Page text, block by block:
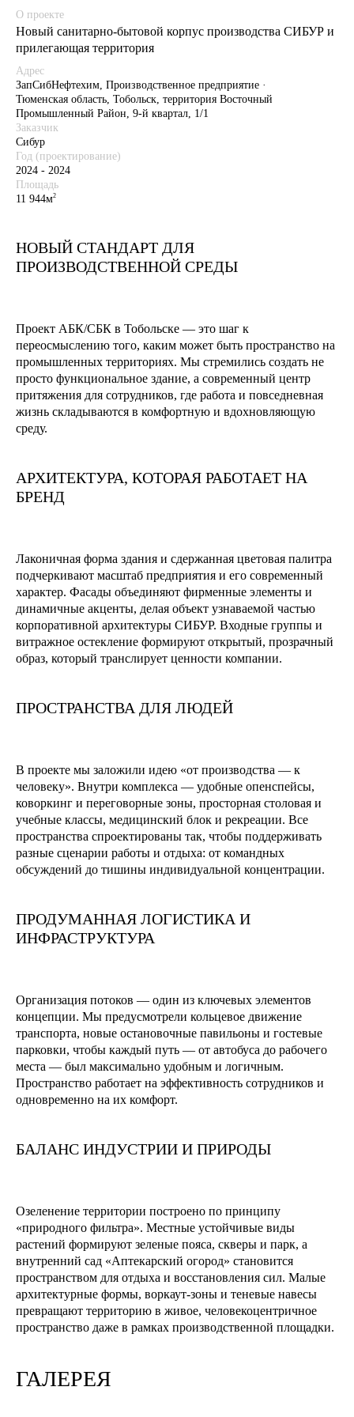
О проекте
Новый санитарно-бытовой корпус производства СИБУР и
прилегающая территория
Адрес
ЗапСибНефтехим, Производственное предприятие ·
Тюменская область, Тобольск, территория Восточный
Промышленный Район, 9-й квартал, 1/1
Заказчик
Сибур
Год (проектирование)
2024 - 2024
Площадь
11 944м2
НОВЫЙ СТАНДАРТ ДЛЯ
ПРОИЗВОДСТВЕННОЙ СРЕДЫ
Проект АБК/СБК в Тобольске — это шаг к
переосмыслению того, каким может быть пространство на
промышленных территориях. Мы стремились создать не
просто функциональное здание, а современный центр
притяжения для сотрудников, где работа и повседневная
жизнь складываются в комфортную и вдохновляющую
среду.
АРХИТЕКТУРА, КОТОРАЯ РАБОТАЕТ НА
БРЕНД
Лаконичная форма здания и сдержанная цветовая палитра
подчеркивают масштаб предприятия и его современный
характер. Фасады объединяют фирменные элементы и
динамичные акценты, делая объект узнаваемой частью
корпоративной архитектуры СИБУР. Входные группы и
витражное остекление формируют открытый, прозрачный
образ, который транслирует ценности компании.
ПРОСТРАНСТВА ДЛЯ ЛЮДЕЙ
В проекте мы заложили идею «от производства — к
человеку». Внутри комплекса — удобные опенспейсы,
коворкинг и переговорные зоны, просторная столовая и
учебные классы, медицинский блок и рекреации. Все
пространства спроектированы так, чтобы поддерживать
разные сценарии работы и отдыха: от командных
обсуждений до тишины индивидуальной концентрации.
ПРОДУМАННАЯ ЛОГИСТИКА И
ИНФРАСТРУКТУРА
Организация потоков — один из ключевых элементов
концепции. Мы предусмотрели кольцевое движение
транспорта, новые остановочные павильоны и гостевые
парковки, чтобы каждый путь — от автобуса до рабочего
места — был максимально удобным и логичным.
Пространство работает на эффективность сотрудников и
одновременно на их комфорт.
БАЛАНС ИНДУСТРИИ И ПРИРОДЫ
Озеленение территории построено по принципу
«природного фильтра». Местные устойчивые виды
растений формируют зеленые пояса, скверы и парк, а
внутренний сад «Аптекарский огород» становится
пространством для отдыха и восстановления сил. Малые
архитектурные формы, воркаут-зоны и теневые навесы
превращают территорию в живое, человекоцентричное
пространство даже в рамках производственной площадки.
ГАЛЕРЕЯ